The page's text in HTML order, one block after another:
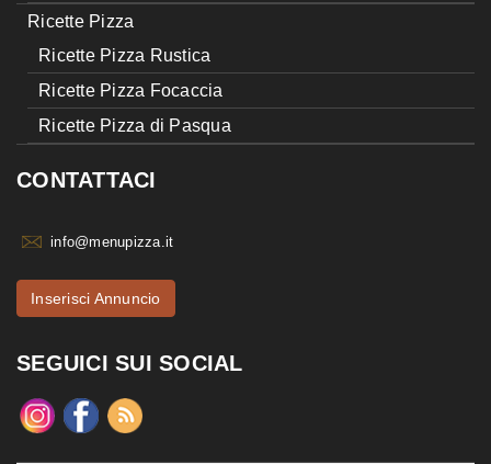
Ricette Pizza
Ricette Pizza Rustica
Ricette Pizza Focaccia
Ricette Pizza di Pasqua
CONTATTACI
info@menupizza.it
Inserisci Annuncio
SEGUICI SUI SOCIAL